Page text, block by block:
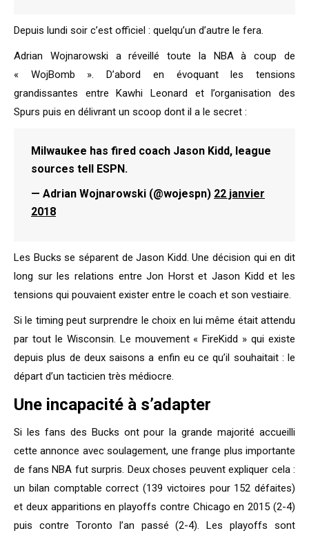
Depuis lundi soir c’est officiel : quelqu’un d’autre le fera.
Adrian Wojnarowski a réveillé toute la NBA à coup de
« WojBomb ». D’abord en évoquant les tensions
grandissantes entre Kawhi Leonard et l’organisation des
Spurs puis en délivrant un scoop dont il a le secret :
Milwaukee has fired coach Jason Kidd, league
sources tell ESPN.
— Adrian Wojnarowski (@wojespn) 22 janvier
2018
Les Bucks se séparent de Jason Kidd. Une décision qui en dit
long sur les relations entre Jon Horst et Jason Kidd et les
tensions qui pouvaient exister entre le coach et son vestiaire.
Si le timing peut surprendre le choix en lui même était attendu
par tout le Wisconsin. Le mouvement « FireKidd » qui existe
depuis plus de deux saisons a enfin eu ce qu’il souhaitait : le
départ d’un tacticien très médiocre.
Une incapacité à s’adapter
Si les fans des Bucks ont pour la grande majorité accueilli
cette annonce avec soulagement, une frange plus importante
de fans NBA fut surpris. Deux choses peuvent expliquer cela :
un bilan comptable correct (139 victoires pour 152 défaites)
et deux apparitions en playoffs contre Chicago en 2015 (2-4)
puis contre Toronto l’an passé (2-4). Les playoffs sont